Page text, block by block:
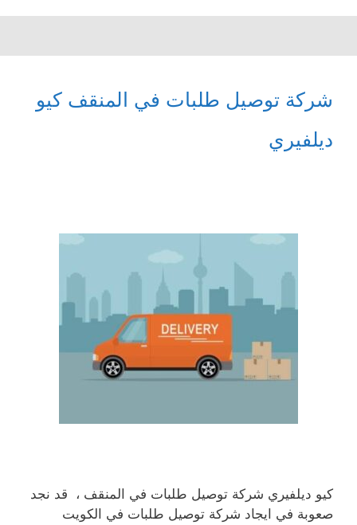
شركة توصيل طلبات في المنقف كيو
ديلفيري
كيو ديلفيري شركة توصيل طلبات في المنقف ، قد نجد
صعوبة في ايجاد شركة توصيل طلبات في الكويت